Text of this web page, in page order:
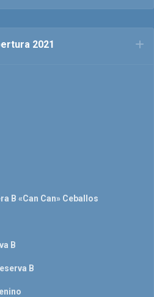
2021
B «Can Can» Ceballos
B
B